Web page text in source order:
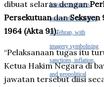
dibuat selaras dengan
PersekutuandanSeksyen
1964 (Akta 91).
“Pelaksanaan tugas itu
Ketua Hakim Negara di
jawatan tersebut diisi